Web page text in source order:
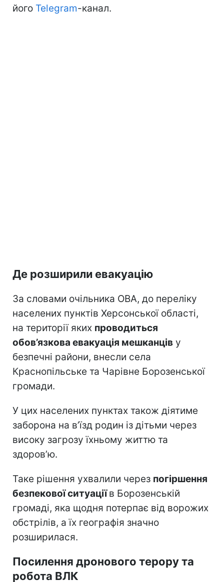
його Telegram-канал.
Де розширили евакуацію
За словами очільника ОВА, до переліку
населених пунктів Херсонської області,
на території яких проводиться
обов’язкова евакуація мешканців у
безпечні райони, внесли села
Краснопільське та Чарівне Борозенської
громади.
У цих населених пунктах також діятиме
заборона на в’їзд родин із дітьми через
високу загрозу їхньому життю та
здоров’ю.
Таке рішення ухвалили через погіршення
безпекової ситуаціїв Борозенській
громаді, яка щодня потерпає від ворожих
обстрілів, а їх географія значно
розширилася.
Посилення дронового терору та
робота ВЛК